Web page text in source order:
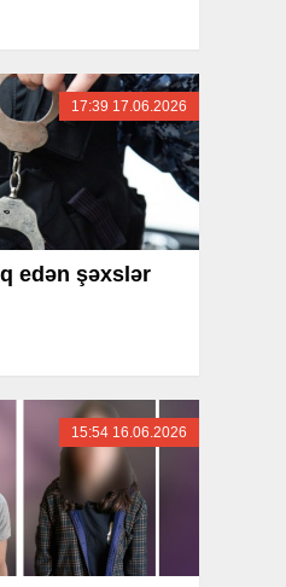
17:39 17.06.2026
edən şəxslər
15:54 16.06.2026